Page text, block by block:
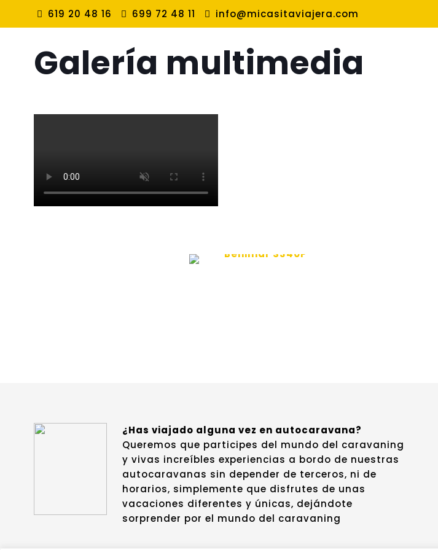
619 20 48 16 699 72 48 11 info@micasitaviajera.com
Galería multimedia
¿Has viajado alguna vez en autocaravana?
Queremos que participes del mundo del caravaning
y vivas increíbles experiencias a bordo de nuestras
autocaravanas sin depender de terceros, ni de
horarios, simplemente que disfrutes de unas
vacaciones diferentes y únicas, dejándote
sorprender por el mundo del caravaning